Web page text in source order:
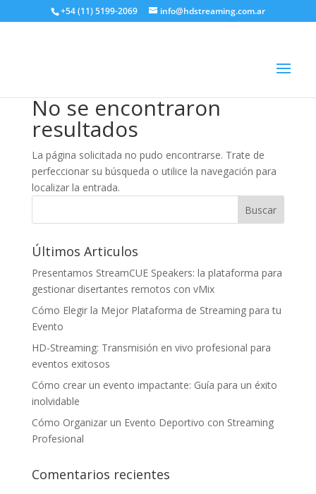
+54 (11) 5199-2069 info@hdstreaming.com.ar
No se encontraron
resultados
La página solicitada no pudo encontrarse. Trate de
perfeccionar su búsqueda o utilice la navegación para
localizar la entrada.
Últimos Articulos
Presentamos StreamCUE Speakers: la plataforma para
gestionar disertantes remotos con vMix
Cómo Elegir la Mejor Plataforma de Streaming para tu
Evento
HD-Streaming: Transmisión en vivo profesional para
eventos exitosos
Cómo crear un evento impactante: Guía para un éxito
inolvidable
Cómo Organizar un Evento Deportivo con Streaming
Profesional
Comentarios recientes